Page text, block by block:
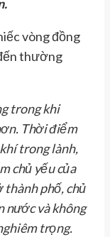
vòng đồng
thường
trong khi
Thời điểm
trong lành,
chủ yếu của
thành phố, chủ
nước và không
trọng.